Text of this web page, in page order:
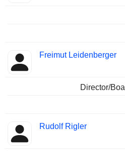
Freimut Leidenberger
Director/
Rudolf Rigler